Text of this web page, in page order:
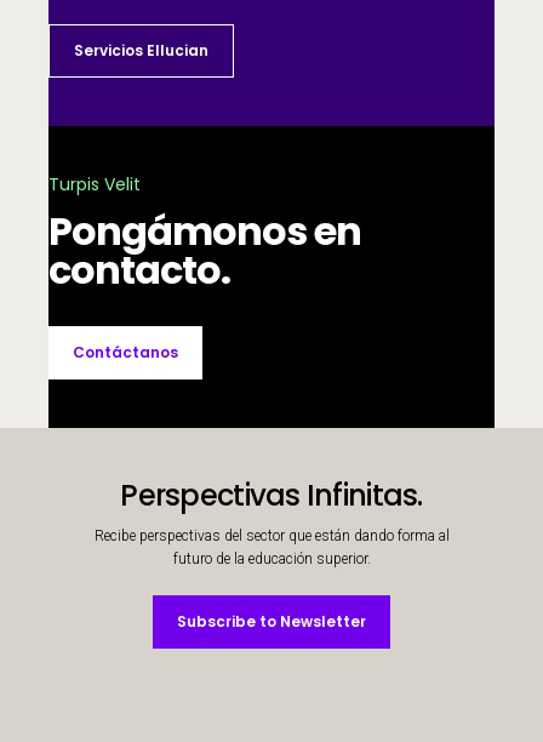
Servicios Ellucian
Turpis Velit
Pongámonos en
contacto.
Contáctanos
Perspectivas Infinitas.
Recibe perspectivas del sector que están dando forma al
futuro de la educación superior.
Subscribe to Newsletter
Subscribe to Newsletter